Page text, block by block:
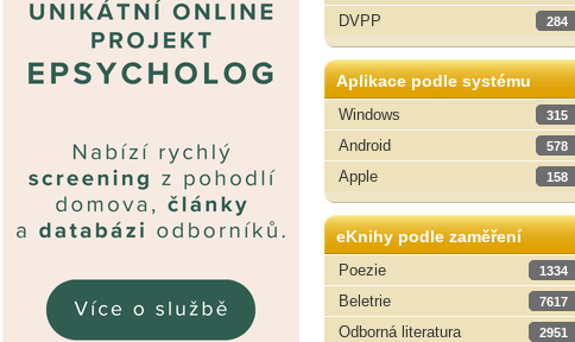
DVPP 284
Aplikace podle systému
Windows
315
Android 578
Apple 158
eKnihy podle zaměření
Poezie
1334
Beletrie 7617
Odborná literatura 2951